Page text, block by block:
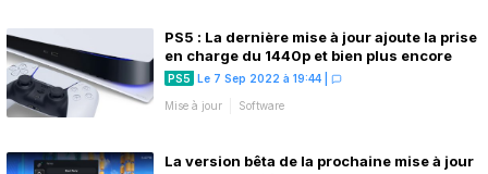
PS5 : La dernière mise à jour ajoute la prise
en charge du 1440p et bien plus encore
PS5 Le 7 Sep 2022 à 19:44
Mise à jour Software
La version bêta de la prochaine mise à jour